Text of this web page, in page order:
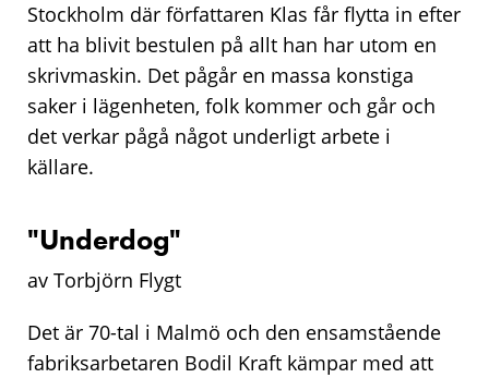
Stockholm där författaren Klas får flytta in efter
att ha blivit bestulen på allt han har utom en
skrivmaskin. Det pågår en massa konstiga
saker i lägenheten, folk kommer och går och
det verkar pågå något underligt arbete i
källare.
"Underdog"
av Torbjörn Flygt
Det är 70-tal i Malmö och den ensamstående
fabriksarbetaren Bodil Kraft kämpar med att